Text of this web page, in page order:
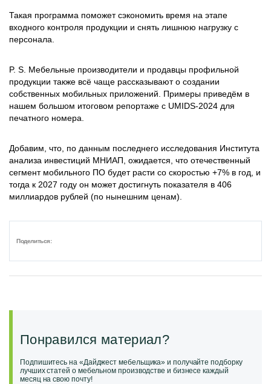
Такая программа поможет сэкономить время на этапе
входного контроля продукции и снять лишнюю нагрузку с
персонала.
P. S. Мебельные производители и продавцы профильной
продукции также всё чаще рассказывают о создании
собственных мобильных приложений. Примеры приведём в
нашем большом итоговом репортаже с UMIDS-2024 для
печатного номера.
Добавим, что, по данным последнего исследования Института
анализа инвестиций МНИАП, ожидается, что отечественный
сегмент мобильного ПО будет расти со скоростью +7% в год, и
тогда к 2027 году он может достигнуть показателя в 406
миллиардов рублей (по нынешним ценам).
Поделиться:
Понравился материал?
Подпишитесь на «Дайджест мебельщика» и получайте подборку
лучших статей о мебельном производстве и бизнесе каждый
месяц на свою почту!